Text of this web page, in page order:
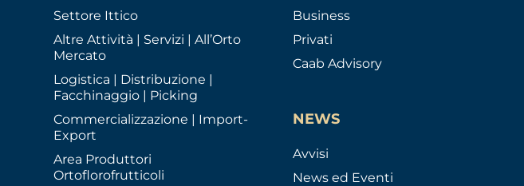
Settore Ittico
Altre Attività | Servizi | All’Orto
Mercato
Logistica | Distribuzione |
Facchinaggio | Picking
Commercializzazione | Import-
Export
Area Produttori
Ortoflorofrutticoli
Business
Privati
Caab Advisory
NEWS
Avvisi
News ed Eventi